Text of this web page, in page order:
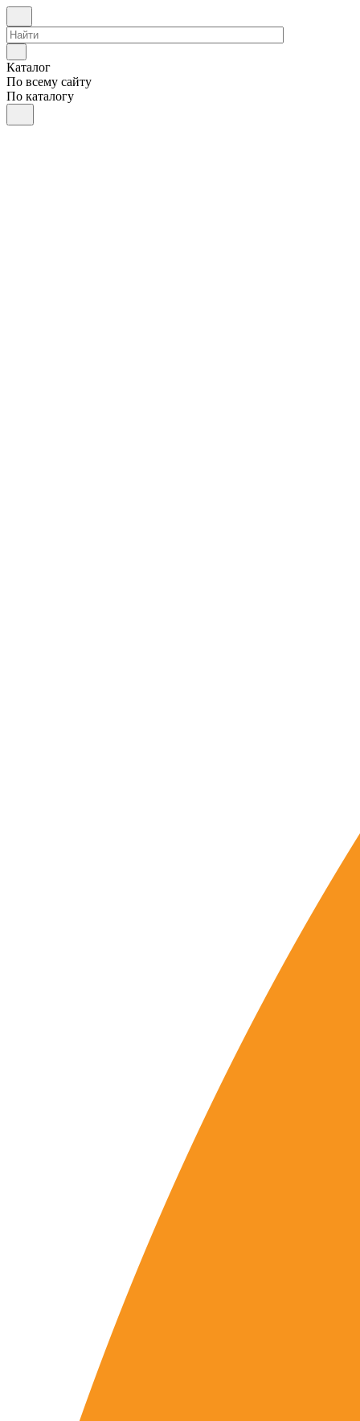
Каталог
По всему сайту
По каталогу